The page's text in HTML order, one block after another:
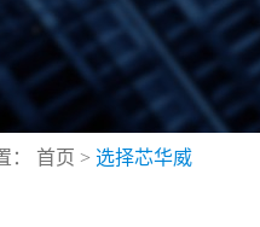
首页 > 选择芯华威